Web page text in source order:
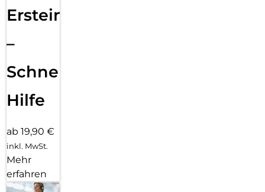
Ersteinrichtung
–
Schnelle
Hilfe
ab 19,90 €
inkl. MwSt.
Mehr
erfahren